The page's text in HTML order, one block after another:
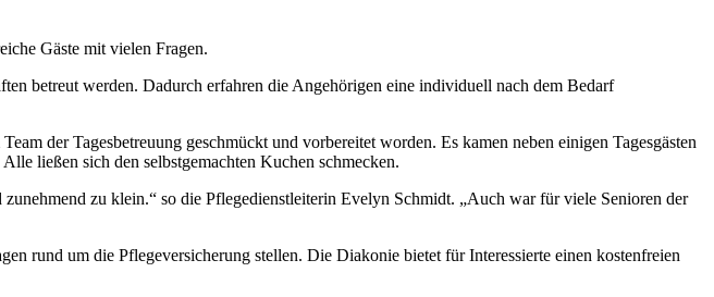
Gäste mit vielen Fragen.
betreut werden. Dadurch erfahren die Angehörigen eine individuell nach dem Bedarf
der Tagesbetreuung geschmückt und vorbereitet worden. Es kamen neben einigen Tagesgästen
ließen sich den selbstgemachten Kuchen schmecken.
zu klein.“ so die Pflegedienstleiterin Evelyn Schmidt. „Auch war für viele Senioren der
rund um die Pflegeversicherung stellen. Die Diakonie bietet für Interessierte einen kostenfreien